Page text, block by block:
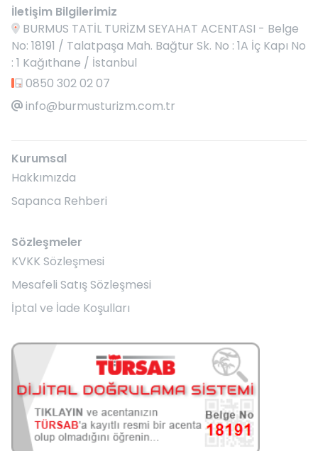
İletişim Bilgilerimiz
BURMUS TATİL TURİZM SEYAHAT ACENTASI - Belge
No: 18191 / Talatpaşa Mah. Bağtur Sk. No : 1A İç Kapı No
: 1 Kağıthane / İstanbul
0850 302 02 07
info@burmusturizm.com.tr
Kurumsal
Hakkımızda
Sapanca Rehberi
Sözleşmeler
KVKK Sözleşmesi
Mesafeli Satış Sözleşmesi
İptal ve İade Koşulları